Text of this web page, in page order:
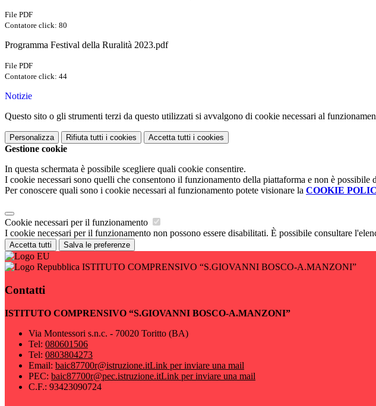
File PDF
Contatore click: 80
Programma Festival della Ruralità 2023.pdf
File PDF
Contatore click: 44
Notizie
Questo sito o gli strumenti terzi da questo utilizzati si avvalgono di cookie necessari al
Personalizza Rifiuta tutti i cookies Accetta tutti i cookies
Gestione cookie
In questa schermata è possibile scegliere quali cookie consentire.
I cookie necessari sono quelli che consentono il funzionamento della piattaforma e non è possibile
Per conoscere quali sono i cookie necessari al funzionamento potete visionare la COOKIE
Cookie necessari per il funzionamento
I cookie necessari per il funzionamento non possono essere disabilitati. È possibile consultare
Accetta tutti Salva le preferenze
ISTITUTO COMPRENSIVO “S.GIOVANNI BOSCO-A.MANZONI”
Contatti
ISTITUTO COMPRENSIVO “S.GIOVANNI BOSCO-A.MANZONI”
Via Montessori s.n.c. - 70020 Toritto (BA)
Tel: 080601506
Tel: 0803804273
Email: baic87700r@istruzione.itLink per inviare una mail
PEC: baic87700r@pec.istruzione.itLink per inviare una mail
C.F.: 93423090724